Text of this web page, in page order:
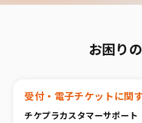
お困り
受付・電子チケットに関
チケプラカスタマーサポート